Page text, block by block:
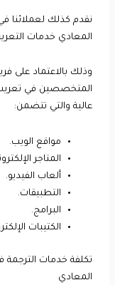
نقدم كذلك لعملائنا
المعادي خدمات
وذلك بالاعتماد على
المتخصصين في تعريب
عالية والتي تتضمن:
مواقع الويب.
المتاجر
ألعاب الفيديو.
التطبيقات.
البرامج.
الكتيبات
تكلفة خدمات
المعادي